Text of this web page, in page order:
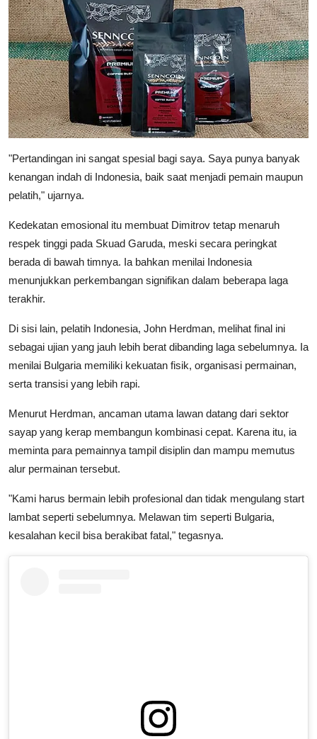
"Pertandingan ini sangat spesial bagi saya. Saya punya banyak
kenangan indah di Indonesia, baik saat menjadi pemain maupun
pelatih," ujarnya.
Kedekatan emosional itu membuat Dimitrov tetap menaruh
respek tinggi pada Skuad Garuda, meski secara peringkat
berada di bawah timnya. Ia bahkan menilai Indonesia
menunjukkan perkembangan signifikan dalam beberapa laga
terakhir.
Di sisi lain, pelatih Indonesia, John Herdman, melihat final ini
sebagai ujian yang jauh lebih berat dibanding laga sebelumnya. Ia
menilai Bulgaria memiliki kekuatan fisik, organisasi permainan,
serta transisi yang lebih rapi.
Menurut Herdman, ancaman utama lawan datang dari sektor
sayap yang kerap membangun kombinasi cepat. Karena itu, ia
meminta para pemainnya tampil disiplin dan mampu memutus
alur permainan tersebut.
"Kami harus bermain lebih profesional dan tidak mengulang start
lambat seperti sebelumnya. Melawan tim seperti Bulgaria,
kesalahan kecil bisa berakibat fatal," tegasnya.